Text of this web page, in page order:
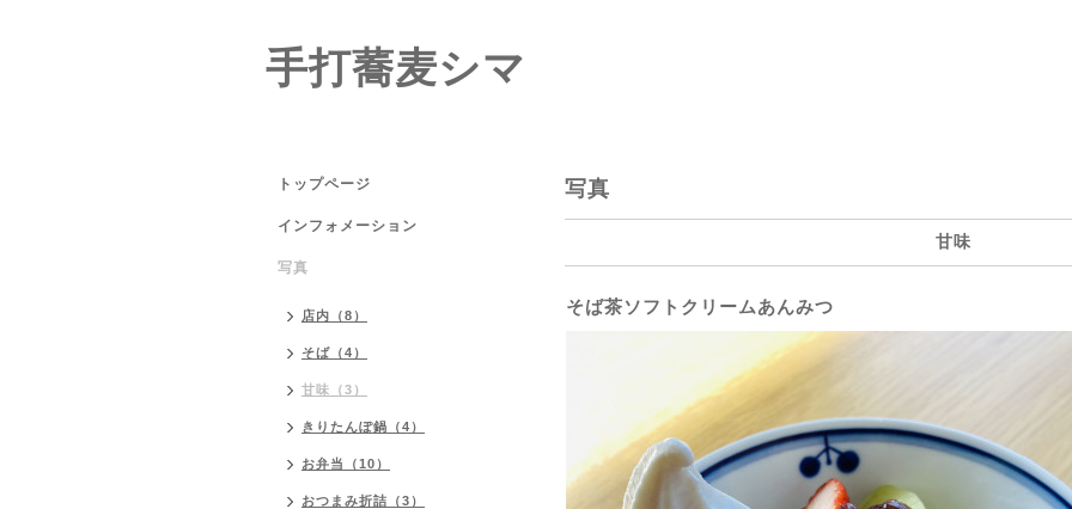
手打蕎麦シマ
写真
甘味
そば茶ソフトクリームあんみつ
トップページ
インフォメーション
写真
店内（8）
そば（4）
甘味（3）
きりたんぽ鍋（4）
お弁当（10）
おつまみ折詰（3）